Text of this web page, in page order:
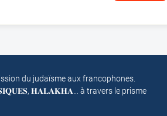
du judaïsme aux francophones.
𝐇𝐀𝐋𝐀𝐊𝐇𝐀… à travers le prisme